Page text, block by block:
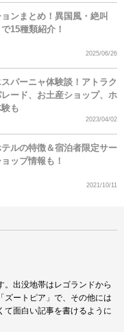
ンまとめ！異国風・絶叫
15種類紹介！
2025/06/26
パーニャ体験談！アトラク
ード、お土産ショップ、ホ
も
2023/04/02
ルの特徴＆宿泊者限定サー
ップ情報も！
2021/10/11
。出没地帯はレゴランドから
ズートピア」で、その他には
て面白い記事を書けるように